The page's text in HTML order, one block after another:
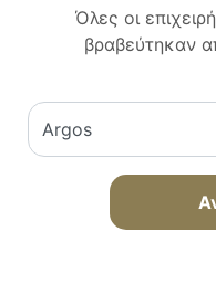
Όλες οι
βραβεύτηκαν